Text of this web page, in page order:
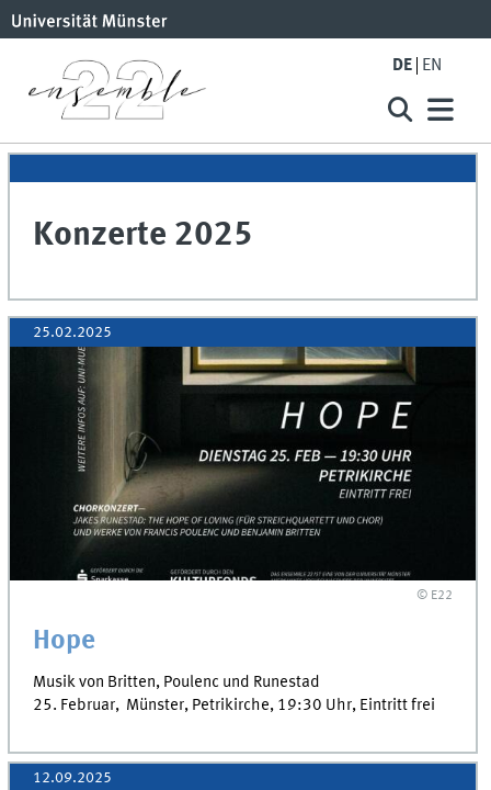
DE EN
Konzerte 2025
25.02.2025
© E22
Hope
Musik von Britten, Poulenc und Runestad
25. Februar, Münster, Petrikirche, 19:30 Uhr, Eintritt frei
12.09.2025